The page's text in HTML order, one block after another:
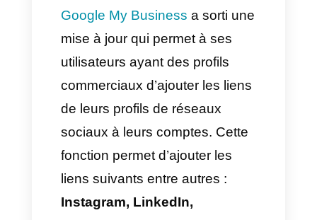
C’est quoi Callbell et
comment cela peut améliorer
mon Google My Business
Depuis octobre de 2023,
Google My Business
mise à jour qui permet à ses